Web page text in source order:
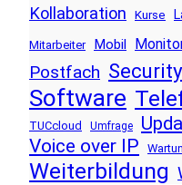
Kollaboration Kurse
Mitarbeiter Mobil
Postfach Security
Software
TUCcloud Umfrage
Voice over IP
Weiterbildung